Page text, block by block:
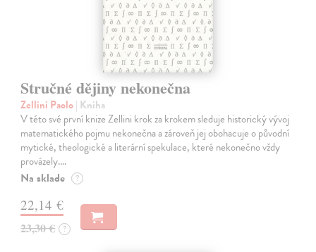
Stručné dějiny nekonečna
Zellini Paolo| Kniha
V této své první knize Zellini krok za krokem sleduje historický vývoj
matematického pojmu nekonečna a zároveň jej obohacuje o původní
mytické, theologické a literární spekulace, které nekonečno vždy
provázely.…
Na sklade ?
22,14 €
23,30 € ?